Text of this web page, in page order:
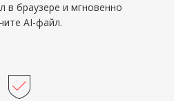
в браузере и мгновенно
AI-файл.